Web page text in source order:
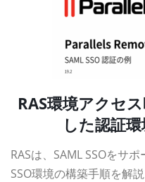
RAS環境アクセ
した認証
RASは、SAML SSOをサ
SSO環境の構築手順を解説